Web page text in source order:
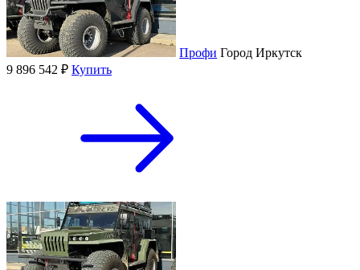
Профи ГородИркутск
9 896 542 ₽ Купить